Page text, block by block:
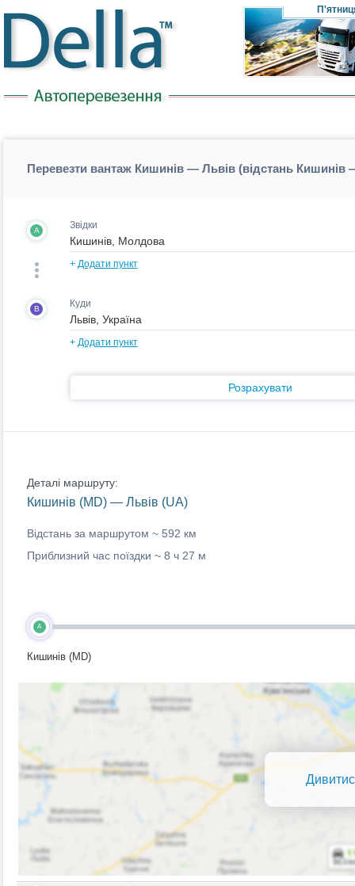
Перевезти вантаж Кишинів — Львів (відстань Кишинів
A Звідки
+ Додати пункт
B Куди
+ Додати пункт
Розрахувати
Деталі маршруту:
Кишинів (MD) — Львів (UA)
Відстань за маршрутом ~ 592 км
Приблизний час поїздки ~ 8 ч 27 м
A
Кишинів (MD)